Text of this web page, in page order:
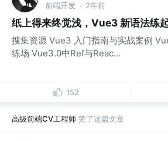
前端开发 · 2年前
纸上得来终觉浅，Vue3 新语法练
搜集资源 Vue3 入门指南与实战案例
练场 Vue3.0中Ref与Reac...
152
高级前端CV工程师 赞了这篇文章